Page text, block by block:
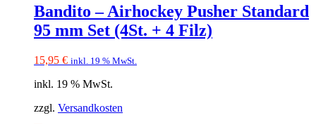
Bandito – Airhockey Pusher Standard
95 mm Set (4St. + 4 Filz)
15,95 € inkl. 19 % MwSt.
inkl. 19 % MwSt.
zzgl. Versandkosten